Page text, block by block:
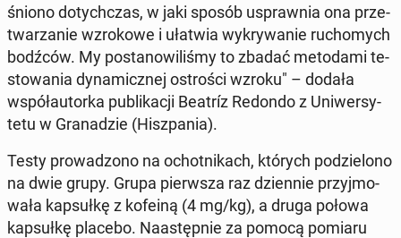
śnio­no do­tych­czas, w jaki sposób uspraw­nia ona prze­
twa­rza­nie wzro­ko­we i ułatwia wy­kry­wa­nie ru­cho­mych
bodźców. My po­sta­no­wi­li­śmy to zbadać me­to­da­mi te­
sto­wa­nia dy­na­micz­nej ostro­ści wzroku" – dodała
współ­au­tor­ka pu­bli­ka­cji Beatríz Redondo z Uni­wer­sy­
te­tu w Gra­na­dzie (Hisz­pa­nia).
Testy pro­wa­dzo­no na ochot­ni­kach, których po­dzie­lo­no
na dwie grupy. Grupa pierw­sza raz dzien­nie przyj­mo­
wa­ła kap­suł­kę z kofeiną (4 mg/kg), a druga połowa
kap­suł­kę placebo. Na­astęp­nie za pomocą pomiaru